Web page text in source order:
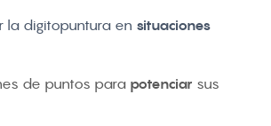
la digitopuntura en situaciones
de puntos para potenciar sus